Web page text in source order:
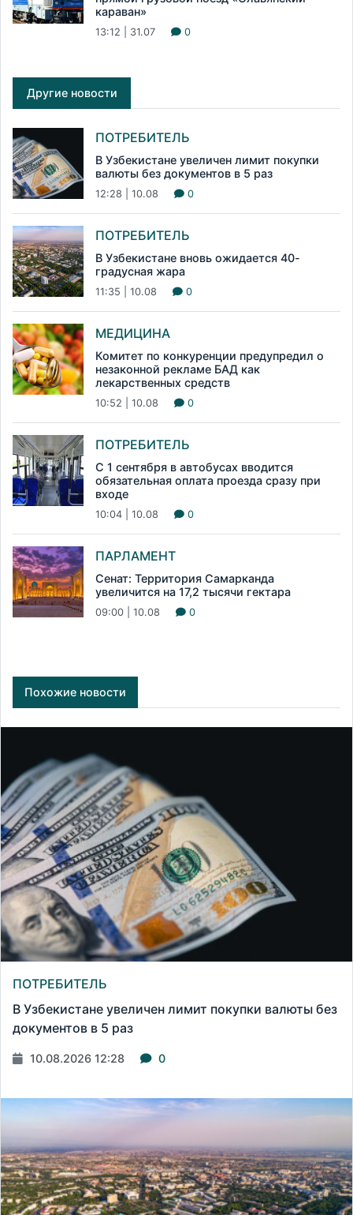
караван»
13:12 | 31.07 0
Другие новости
ПОТРЕБИТЕЛЬ
В Узбекистане увеличен лимит покупки
валюты без документов в 5 раз
12:28 | 10.08 0
ПОТРЕБИТЕЛЬ
В Узбекистане вновь ожидается 40-
градусная жара
11:35 | 10.08 0
МЕДИЦИНА
Комитет по конкуренции предупредил о
незаконной рекламе БАД как
лекарственных средств
10:52 | 10.08 0
ПОТРЕБИТЕЛЬ
С 1 сентября в автобусах вводится
обязательная оплата проезда сразу при
входе
10:04 | 10.08 0
ПАРЛАМЕНТ
Сенат: Территория Самарканда
увеличится на 17,2 тысячи гектара
09:00 | 10.08 0
Похожие новости
ПОТРЕБИТЕЛЬ
В Узбекистане увеличен лимит покупки валюты без
документов в 5 раз
10.08.2026 12:28 0